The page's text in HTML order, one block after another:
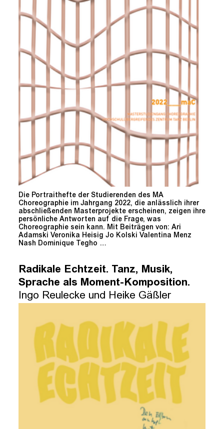
Die Portraithefte der Studierenden des MA
Choreographie im Jahrgang 2022, die anlässlich ihrer
abschließenden Masterprojekte erscheinen, zeigen ihre
persönliche Antworten auf die Frage, was
Choreographie sein kann. Mit Beiträgen von: Ari
Adamski Veronika Heisig Jo Kolski Valentina Menz
Nash Dominique Tegho …
Radikale Echtzeit. Tanz, Musik,
Sprache als Moment-Komposition.
Ingo Reulecke und Heike Gäßler